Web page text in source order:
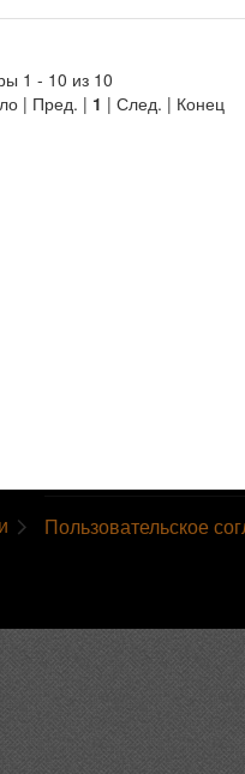
1 - 10 из 10
| Пред. | 1 | След. | Конец
Пользовательское